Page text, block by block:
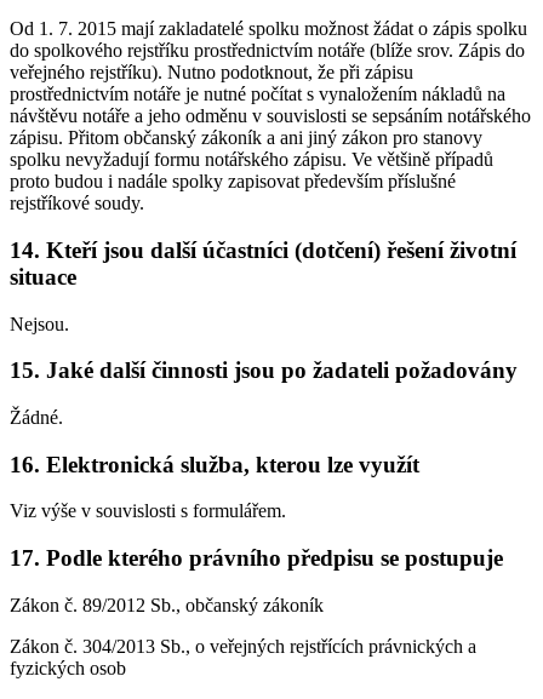
Od 1. 7. 2015 mají zakladatelé spolku možnost žádat o zápis spolku
do spolkového rejstříku prostřednictvím notáře (blíže srov. Zápis do
veřejného rejstříku). Nutno podotknout, že při zápisu
prostřednictvím notáře je nutné počítat s vynaložením nákladů na
návštěvu notáře a jeho odměnu v souvislosti se sepsáním notářského
zápisu. Přitom občanský zákoník a ani jiný zákon pro stanovy
spolku nevyžadují formu notářského zápisu. Ve většině případů
proto budou i nadále spolky zapisovat především příslušné
rejstříkové soudy.
14. Kteří jsou další účastníci (dotčení) řešení životní
situace
Nejsou.
15. Jaké další činnosti jsou po žadateli požadovány
Žádné.
16. Elektronická služba, kterou lze využít
Viz výše v souvislosti s formulářem.
17. Podle kterého právního předpisu se postupuje
Zákon č. 89/2012 Sb., občanský zákoník
Zákon č. 304/2013 Sb., o veřejných rejstřících právnických a
fyzických osob